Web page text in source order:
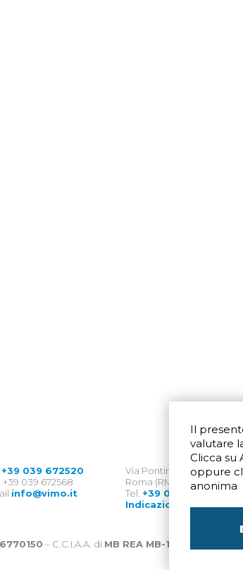
Il
valutare
Clicca su
oppure
anonima
+39 039 672520
+39 039 672568
info@vimo.it
Via Pontina 583
Roma (RM) 00128
Tel. +39 06 80079273
Indicazioni Stradali
– C.C.I.A.A. di MB REA MB-1176225